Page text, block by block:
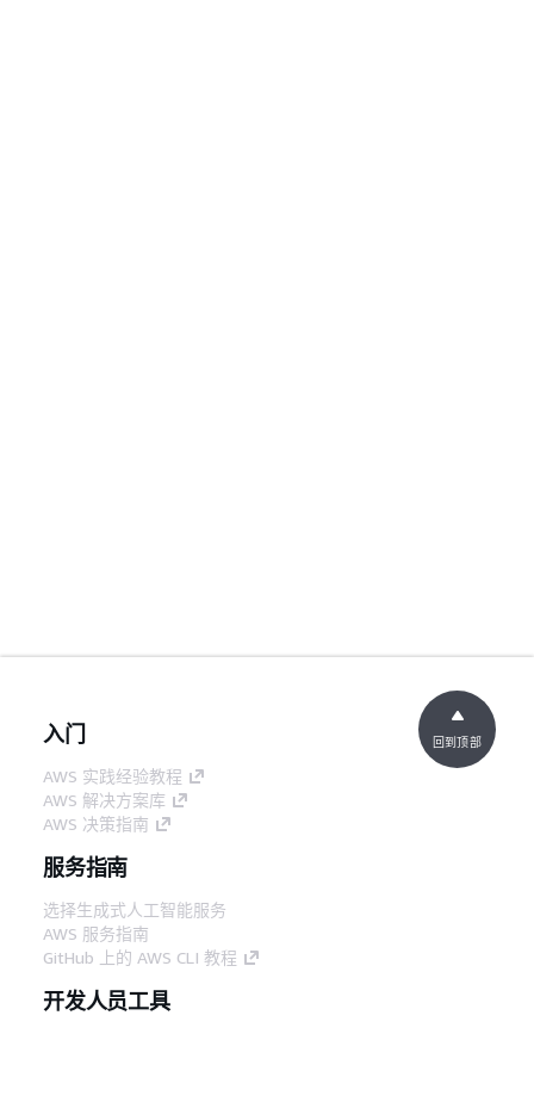
入门
AWS 实践经验教程
AWS 解决方案库
AWS 决策指南
服务指南
选择生成式人工智能服务
AWS 服务指南
GitHub 上的 AWS CLI 教程
开发人员工具
回到顶部